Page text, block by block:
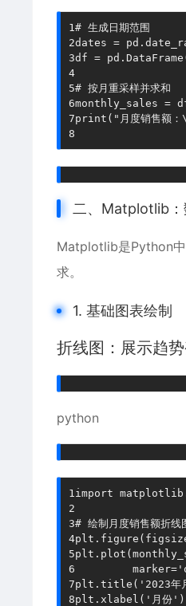
1# 生成日期范围
2dates = pd .
3df = pd . DataFrame
4
5# 按月重采样并求和
6monthly_sales =
7print ( "月度销售额
8
二、Matplotlib：
Matplotlib是Python中
求。
1. 基础图表绘制
折线图：展示趋
python
1import matplotlib
2
3# 绘制月度销售额折线
4plt . figure (
5plt . plot (
6
         marker
=
7plt . title ( '2023年
8plt . xlabel ( '月份' )